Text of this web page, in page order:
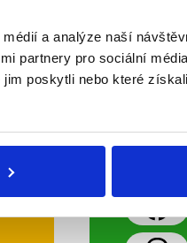
a analýze naší
partnery pro sociální
poskytli nebo které
z